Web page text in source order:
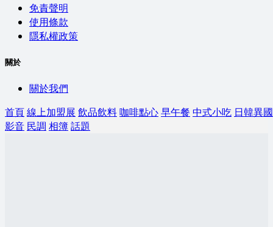
免責聲明
使用條款
隱私權政策
關於
關於我們
首頁線上加盟展 飲品飲料咖啡點心早午餐 中式小吃 日韓異國
影音 民調 相簿話題